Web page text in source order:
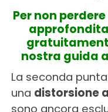
Per non
nostra guida
La seconda
una distorsione
sono ancora